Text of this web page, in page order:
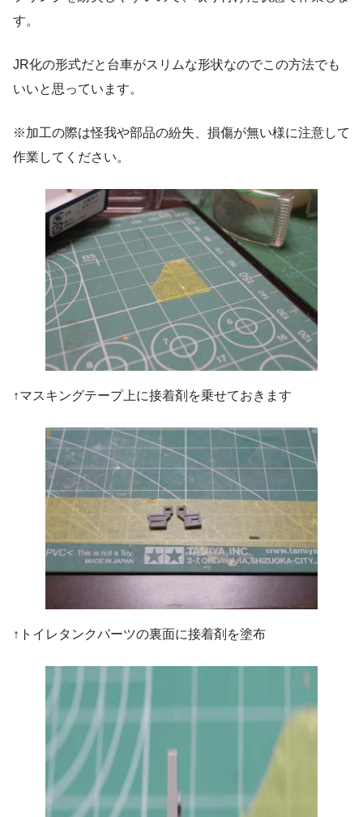
す。
JR化の形式だと台車がスリムな形状なのでこの方法でも
いいと思っています。
※加工の際は怪我や部品の紛失、損傷が無い様に注意して
作業してください。
↑マスキングテープ上に接着剤を乗せておきます
↑トイレタンクパーツの裏面に接着剤を塗布